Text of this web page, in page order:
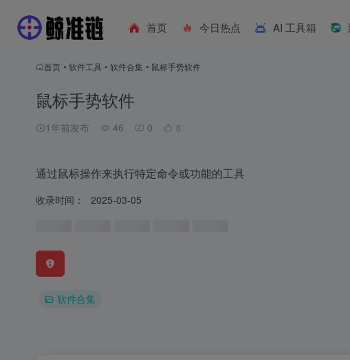
首页 今日热点 AI 工具箱
首页 • 软件工具 • 软件合集 • 鼠标手势软件
鼠标手势软件
1年前发布 46 0 0
通过鼠标操作来执行特定命令或功能的工具
收录时间： 2025-03-05
软件合集